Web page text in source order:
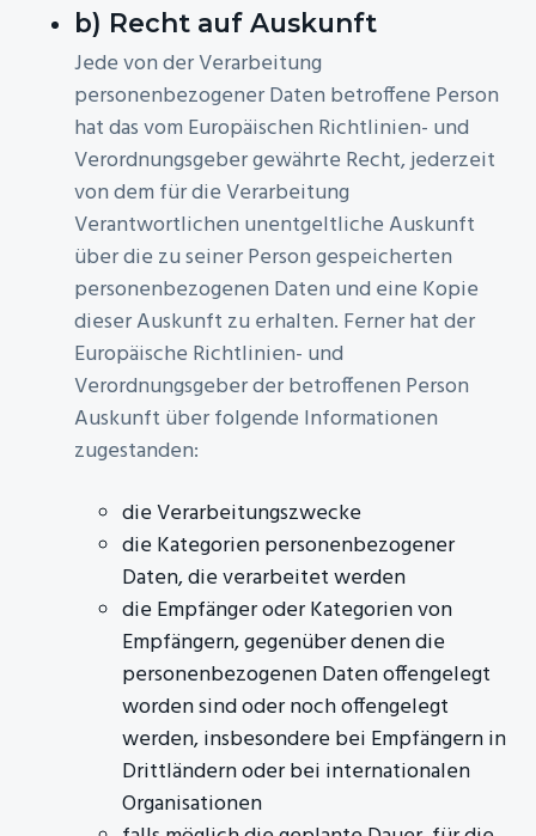
b) Recht auf Auskunft
Jede von der Verarbeitung
personenbezogener Daten betroffene Person
hat das vom Europäischen Richtlinien- und
Verordnungsgeber gewährte Recht, jederzeit
von dem für die Verarbeitung
Verantwortlichen unentgeltliche Auskunft
über die zu seiner Person gespeicherten
personenbezogenen Daten und eine Kopie
dieser Auskunft zu erhalten. Ferner hat der
Europäische Richtlinien- und
Verordnungsgeber der betroffenen Person
Auskunft über folgende Informationen
zugestanden:
die Verarbeitungszwecke
die Kategorien personenbezogener
Daten, die verarbeitet werden
die Empfänger oder Kategorien von
Empfängern, gegenüber denen die
personenbezogenen Daten offengelegt
worden sind oder noch offengelegt
werden, insbesondere bei Empfängern in
Drittländern oder bei internationalen
Organisationen